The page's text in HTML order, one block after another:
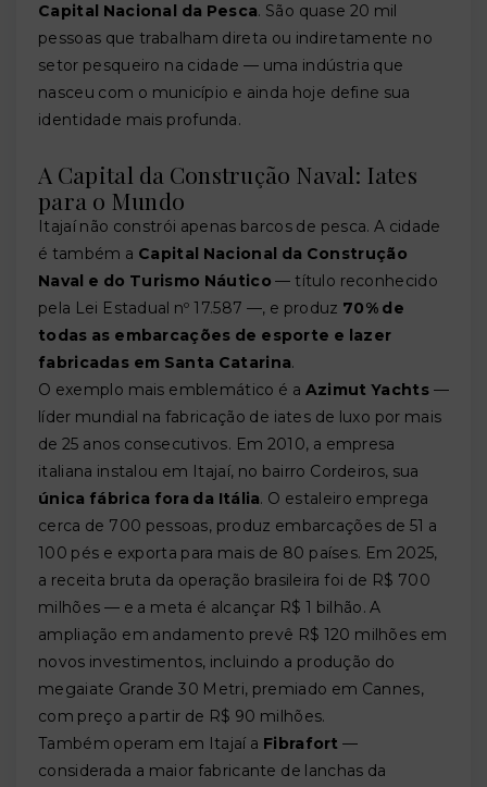
Capital Nacional da Pesca. São quase 20 mil
pessoas que trabalham direta ou indiretamente no
setor pesqueiro na cidade — uma indústria que
nasceu com o município e ainda hoje define sua
identidade mais profunda.
A Capital da Construção Naval: Iates
para o Mundo
Itajaí não constrói apenas barcos de pesca. A cidade
é também a Capital Nacional da Construção
Naval e do Turismo Náutico — título reconhecido
pela Lei Estadual nº 17.587 —, e produz 70% de
todas as embarcações de esporte e lazer
fabricadas em Santa Catarina.
O exemplo mais emblemático é a Azimut Yachts—
líder mundial na fabricação de iates de luxo por mais
de 25 anos consecutivos. Em 2010, a empresa
italiana instalou em Itajaí, no bairro Cordeiros, sua
única fábrica fora da Itália. O estaleiro emprega
cerca de 700 pessoas, produz embarcações de 51 a
100 pés e exporta para mais de 80 países. Em 2025,
a receita bruta da operação brasileira foi de R$ 700
milhões — e a meta é alcançar R$ 1 bilhão. A
ampliação em andamento prevê R$ 120 milhões em
novos investimentos, incluindo a produção do
megaiate Grande 30 Metri, premiado em Cannes,
com preço a partir de R$ 90 milhões.
Também operam em Itajaí a Fibrafort —
considerada a maior fabricante de lanchas da